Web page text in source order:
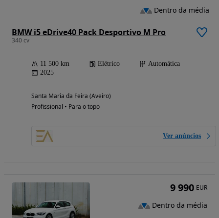
BMW i5 eDrive40 Pack Desportivo M Pro
340 cv
11 500 km Elétrico
Automática
2025
Santa Maria da Feira (Aveiro)
Profissional • Para o topo
Ver anúncios
Dentro da média
9 990 EUR
Dentro da média